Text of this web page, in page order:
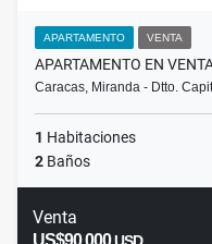
APARTAMENTO VENTA
APARTAMENTO EN
Caracas, Miranda - Dtto.
1 Habitaciones
2 Baños
Venta